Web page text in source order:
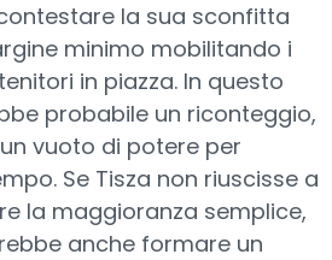
la sua sconfitta
minimo mobilitando i
in piazza. In questo
probabile un riconteggio,
vuoto di potere per
Se Tisza non riuscisse a
la maggioranza semplice,
anche formare un